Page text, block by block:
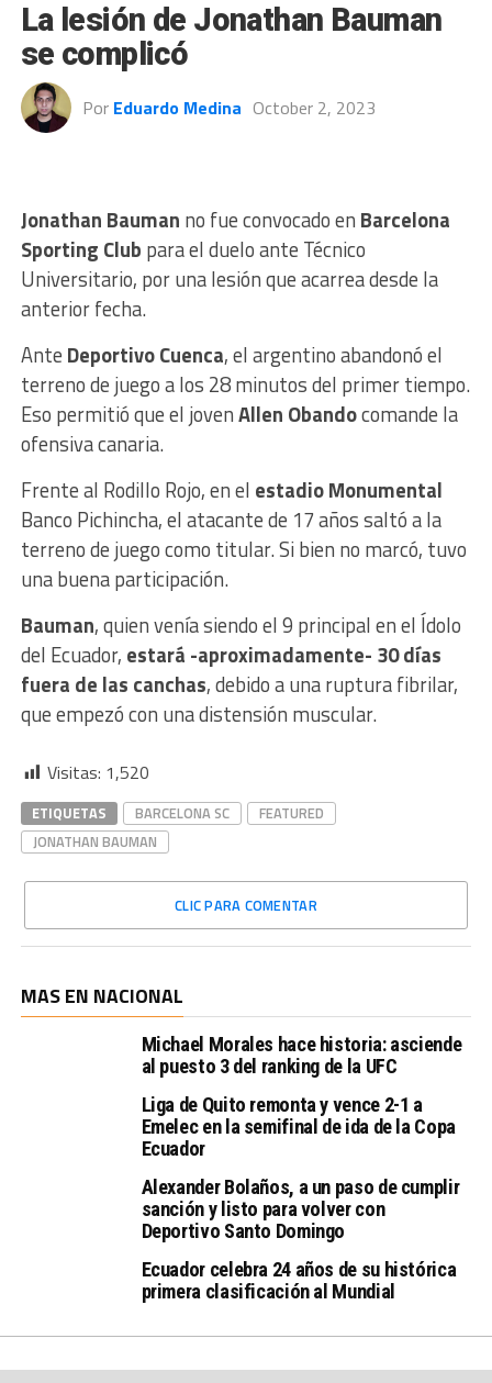
La lesión de Jonathan Bauman
se complicó
Por Eduardo Medina October 2, 2023
Jonathan Bauman no fue convocado en Barcelona
Sporting Club para el duelo ante Técnico
Universitario, por una lesión que acarrea desde la
anterior fecha.
Ante Deportivo Cuenca, el argentino abandonó el
terreno de juego a los 28 minutos del primer tiempo.
Eso permitió que el jovenAllen Obandocomande la
ofensiva canaria.
Frente al Rodillo Rojo, en el estadio Monumental
Banco Pichincha, el atacante de 17 años saltó a la
terreno de juego como titular. Si bien no marcó, tuvo
una buena participación.
Bauman, quien venía siendo el 9 principal en el Ídolo
del Ecuador, estará -aproximadamente- 30 días
fuera de las canchas, debido a una ruptura fibrilar,
que empezó con una distensión muscular.
Visitas: 1,520
ETIQUETAS BARCELONA SC
FEATURED
JONATHAN BAUMAN
CLIC PARA COMENTAR
MAS EN NACIONAL
Michael Morales hace historia: asciende
al puesto 3 del ranking de la UFC
Liga de Quito remonta y vence 2-1 a
Emelec en la semifinal de ida de la Copa
Ecuador
Alexander Bolaños, a un paso de cumplir
sanción y listo para volver con
Deportivo Santo Domingo
Ecuador celebra 24 años de su histórica
primera clasificación al Mundial